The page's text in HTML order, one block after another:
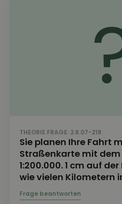
THEORIE FRAGE: 2.6.07-218
Sie planen Ihre Fahrt
Straßenkarte mit
1:200.000. 1 cm auf
wie vielen Kilometern